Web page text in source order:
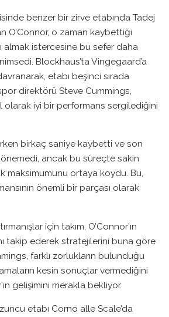
benzer bir zirve etabında Tadej
O’Connor, o zaman kaybettiği
almak istercesine bu sefer daha
Blockhaus’ta Vingegaard’a
etabı beşinci sırada
spor direktörü Steve Cummings,
olarak iyi bir performans sergilediğini
birkaç saniye kaybetti ve son
ancak bu süreçte sakin
maksimumunu ortaya koydu. Bu,
önemli bir parçası olarak
için takım, O’Connor’ın
takip ederek stratejilerini buna göre
farklı zorlukların bulunduğu
kesin sonuçlar vermediğini
gelişimini merakla bekliyor.
etabı Corno alle Scale’da